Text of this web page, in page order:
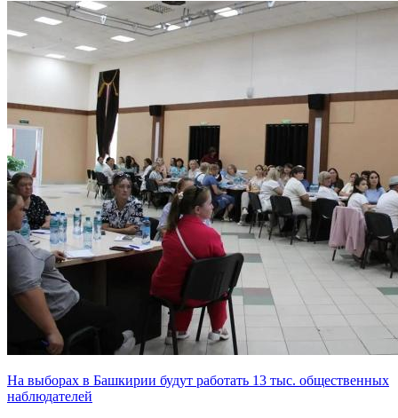
На выборах в Башкирии будут работать 13 тыс. общественных
наблюдателей